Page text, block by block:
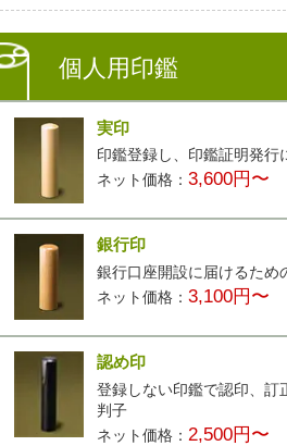
個人用印鑑
実印
印鑑登録し、印鑑証明発行
ネット価格：3,600円〜
銀行印
銀行口座開設に届けるため
ネット価格：3,100円〜
認め印
登録しない印鑑で認印、訂
判子
ネット価格： 2,500円〜